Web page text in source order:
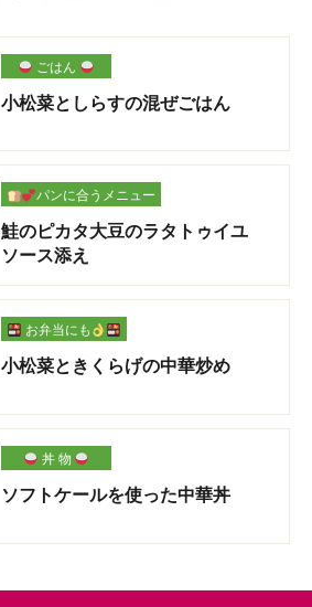
ごはん
小松菜としらすの混ぜごはん
パンに合うメニュー
鮭のピカタ大豆のラタトゥイユ
ソース添え
お弁当にも
小松菜ときくらげの中華炒め
丼 物
ソフトケールを使った中華丼